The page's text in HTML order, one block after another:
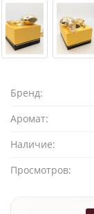
Бренд:
Аромат:
Наличие:
Просмотров: